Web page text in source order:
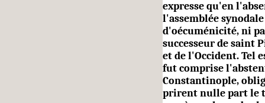
expresse qu'en
l'assemblée
d'oécuménicité, ni
successeur de saint
et de l'Occident. Tel
fut comprise
Constantinople,
prirent nulle part le